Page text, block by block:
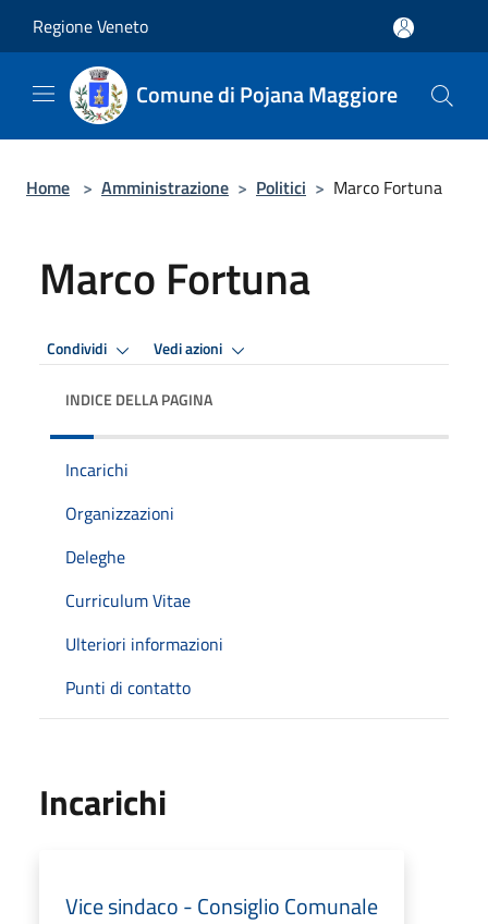
Regione Veneto
Comune di Pojana Maggiore
Home > Amministrazione > Politici > Marco Fortuna
Marco Fortuna
Condividi Vedi azioni
INDICE DELLA PAGINA
Incarichi
Organizzazioni
Deleghe
Curriculum Vitae
Ulteriori informazioni
Punti di contatto
Incarichi
Vice sindaco - Consiglio Comunale